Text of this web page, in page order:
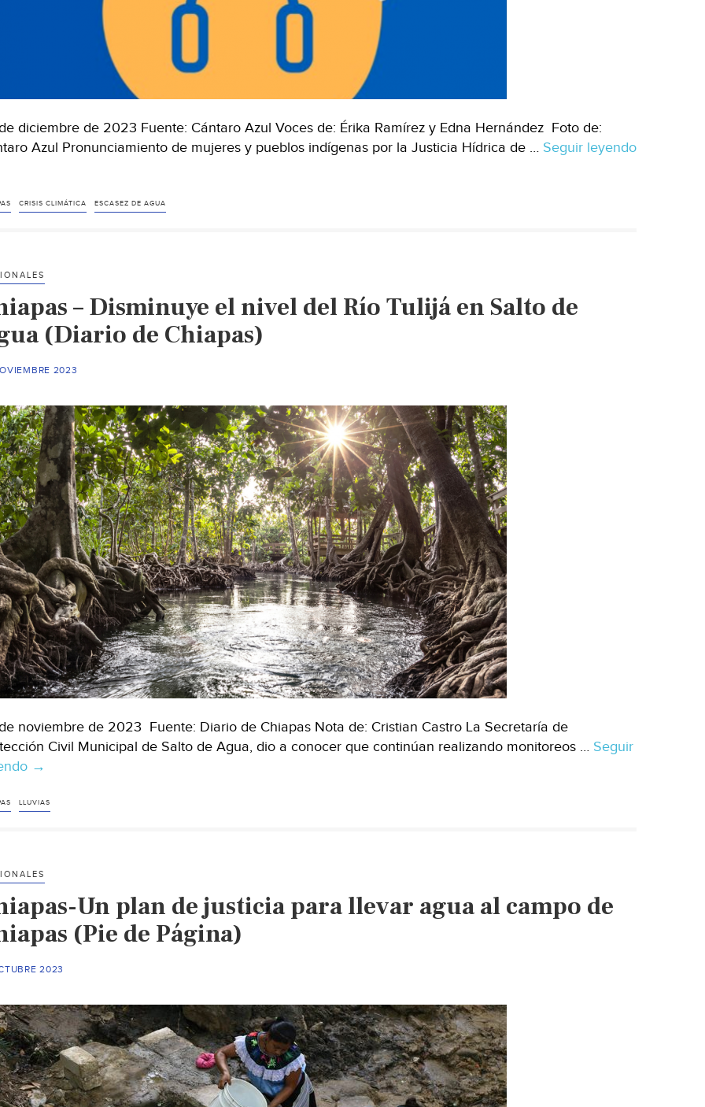
diciembre de 2023 Fuente: Cántaro Azul Voces de: Érika Ramírez y Edna Hernández Foto de:
Azul Pronunciamiento de mujeres y pueblos indígenas por la Justicia Hídrica de … Seguir leyendo
CRISIS CLIMÁTICA ESCASEZ DE AGUA
– Disminuye el nivel del Río Tulijá en Salto de
(Diario de Chiapas)
2023
noviembre de 2023 Fuente: Diario de Chiapas Nota de: Cristian Castro La Secretaría de
Civil Municipal de Salto de Agua, dio a conocer que continúan realizando monitoreos … Seguir
Chiapas
Disminuye
Río
Tulijá
en
Salto
de
(Diario
de
Chiapas)
→
LLUVIAS
Un plan de justicia para llevar agua al campo de
(Pie de Página)
2023